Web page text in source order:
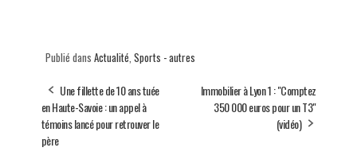
Publié dans Actualité Sports - autres
Une fillette de 10 ans tuée
en Haute-Savoie : un appel à
témoins lancé pour retrouver le
père
Immobilier à Lyon 1 : "Comptez
350 000 euros pour un T3"
(vidéo)